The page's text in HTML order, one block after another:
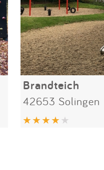
Brandteich
42653 Solingen